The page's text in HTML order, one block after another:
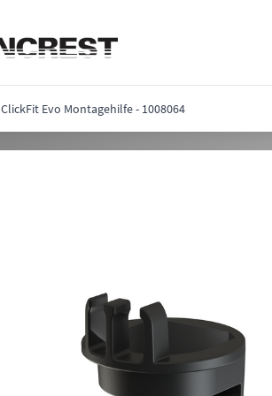
ClickFit Evo Montagehilfe - 1008064